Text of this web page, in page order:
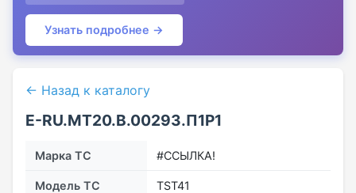
Узнать подробнее →
← Назад к каталогу
E-RU.МТ20.B.00293.П1Р1
Марка ТС #ССЫЛКА!
Модель ТС ТST41